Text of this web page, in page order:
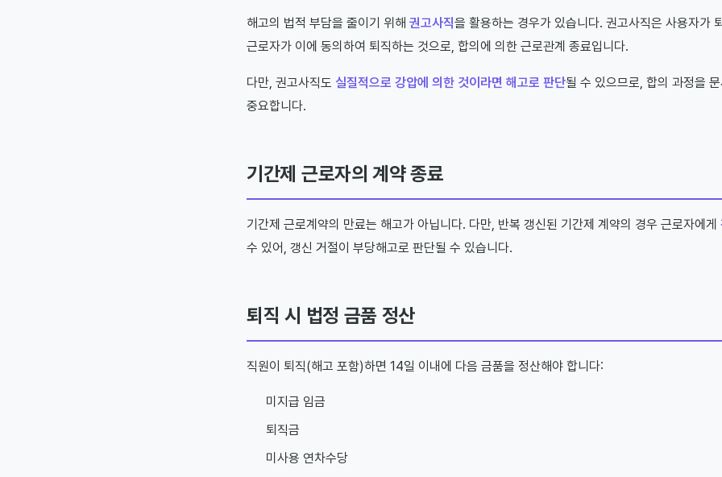
해고의 법적 부담을 줄이기 위해 권고사직을 활용하는 경우가 있습니다. 권고사직은 사용자가
근로자가 이에 동의하여 퇴직하는 것으로, 합의에 의한 근로관계 종료입니다.
다만, 권고사직도 실질적으로 강압에 의한 것이라면 해고로 판단될 수 있으므로, 합의 과정을
중요합니다.
기간제 근로자의 계약 종료
기간제 근로계약의 만료는 해고가 아닙니다. 다만, 반복 갱신된 기간제 계약의 경우 근로자에게
수 있어, 갱신 거절이 부당해고로 판단될 수 있습니다.
퇴직 시 법정 금품 정산
직원이 퇴직(해고 포함)하면 14일 이내에 다음 금품을 정산해야 합니다:
미지급 임금
퇴직금
미사용 연차수당